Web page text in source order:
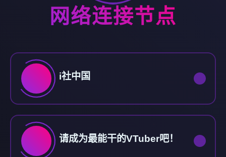
网络连接节点
i社中国
请成为最能干的VTuber吧！